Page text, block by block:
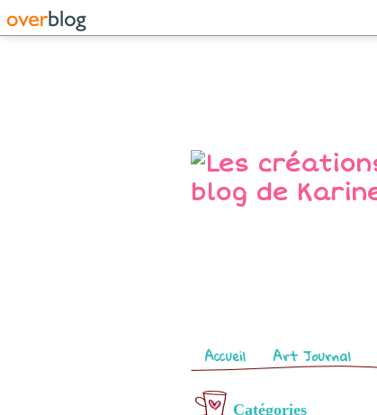
Pages
Accueil Art Journal
Catégories